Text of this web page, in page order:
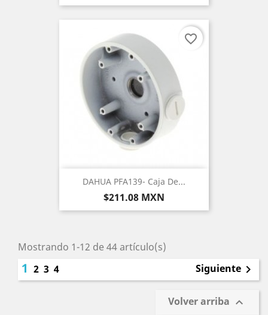
DAHUA PFA139- Caja De...
Precio
$211.08 MXN
favorite_border
Mostrando 1-12 de 44 artículo(s)
1 2 3 4 Siguiente 
Volver arriba 